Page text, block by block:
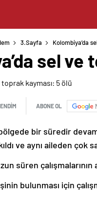
3.Sayfa Kolombiya’da
sel ve
ABONE OL
bir süredir
ve aynı aileden çok
süren çalışmalarının
bulunması için